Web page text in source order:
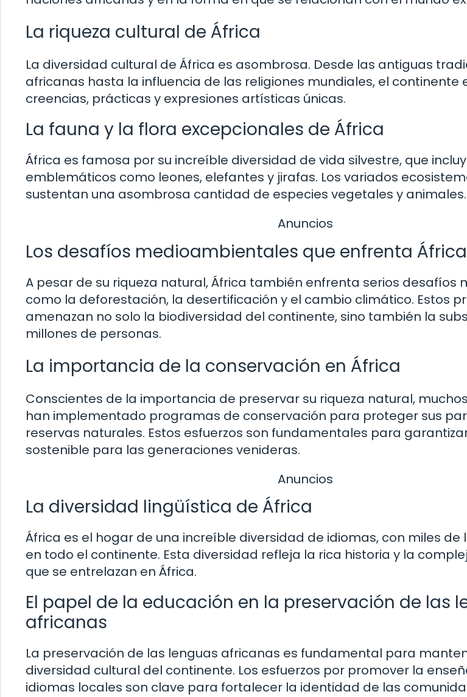
La riqueza cultural de África
La diversidad cultural de África es asombrosa. Desde las antiguas
africanas hasta la influencia de las religiones mundiales, el continente
creencias, prácticas y expresiones artísticas únicas.
La fauna y la flora excepcionales de África
África es famosa por su increíble diversidad de vida silvestre, que
emblemáticos como leones, elefantes y jirafas. Los variados
sustentan una asombrosa cantidad de especies vegetales y animales.
Anuncios
Los desafíos medioambientales que enfrenta África
A pesar de su riqueza natural, África también enfrenta serios desafíos
como la deforestación, la desertificación y el cambio climático. Estos
amenazan no solo la biodiversidad del continente, sino también la
millones de personas.
La importancia de la conservación en África
Conscientes de la importancia de preservar su riqueza natural,
han implementado programas de conservación para proteger sus
reservas naturales. Estos esfuerzos son fundamentales para
sostenible para las generaciones venideras.
Anuncios
La diversidad lingüística de África
África es el hogar de una increíble diversidad de idiomas, con miles
en todo el continente. Esta diversidad refleja la rica historia y la
que se entrelazan en África.
El papel de la educación en la preservación de las
africanas
La preservación de las lenguas africanas es fundamental para
diversidad cultural del continente. Los esfuerzos por promover la
idiomas locales son clave para fortalecer la identidad de las